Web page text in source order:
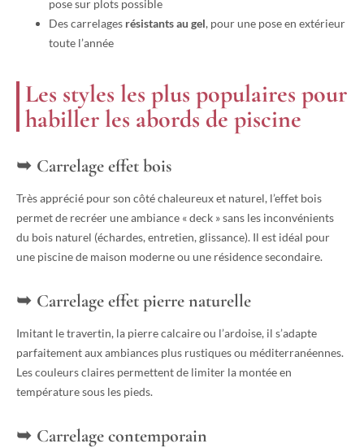
pose sur plots possible
Des carrelages résistants au gel, pour une pose en extérieur
toute l’année
Les styles les plus populaires pour
habiller les abords de piscine
Carrelage effet bois
Très apprécié pour son côté chaleureux et naturel, l’effet bois
permet de recréer une ambiance « deck » sans les inconvénients
du bois naturel (échardes, entretien, glissance). Il est idéal pour
une piscine de maison moderne ou une résidence secondaire.
Carrelage effet pierre naturelle
Imitant le travertin, la pierre calcaire ou l’ardoise, il s’adapte
parfaitement aux ambiances plus rustiques ou méditerranéennes.
Les couleurs claires permettent de limiter la montée en
température sous les pieds.
Carrelage contemporain